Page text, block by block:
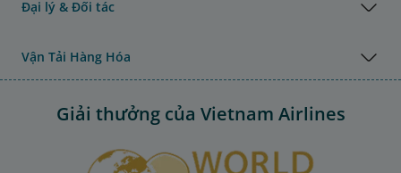
Đại lý & Đối tác
Vận Tải Hàng Hóa
Giải thưởng của Vietnam Airlines